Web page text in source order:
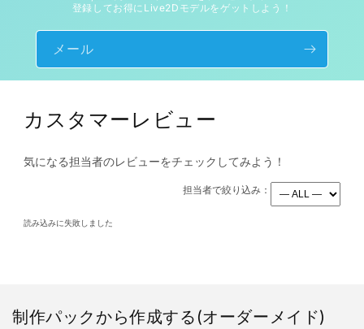
登録してお得にLive2Dモデルをゲットしよう！
メール
カスタマーレビュー
気になる担当者のレビューをチェックしてみよう！
担当者で絞り込み：
読み込みに失敗しました
制作パックから作成する(オーダーメイド)